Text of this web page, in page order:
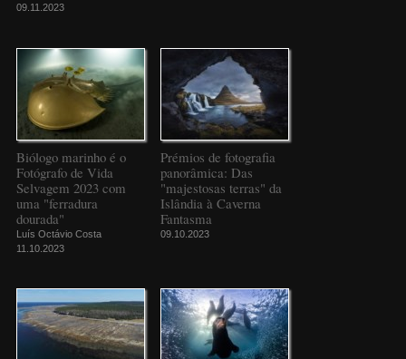
09.11.2023
Biólogo marinho é o
Fotógrafo de Vida
Selvagem 2023 com
uma "ferradura
dourada"
Luís Octávio Costa
11.10.2023
Prémios de fotografia
panorâmica: Das
"majestosas terras" da
Islândia à Caverna
Fantasma
09.10.2023